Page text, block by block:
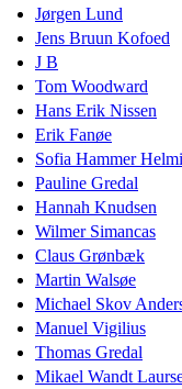
Jørgen Lund
Jens Bruun Kofoed
J B
Tom Woodward
Hans Erik Nissen
Erik Fanøe
Sofia Hammer
Pauline Gredal
Hannah Knudsen
Wilmer Simancas
Claus Grønbæk
Martin Walsøe
Michael Skov
Manuel Vigilius
Thomas Gredal
Mikael Wandt